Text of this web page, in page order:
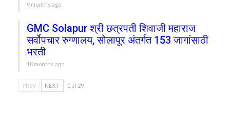
9 months ago
GMC Solapur श्री छत्रपती शिवाजी महाराज
सर्वोपचार रुग्णालय, सोलापूर अंतर्गत 153 जागांसाठी
भरती
10 months ago
PREV NEXT 1 of 29